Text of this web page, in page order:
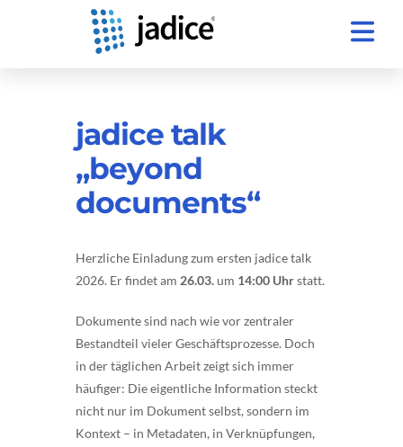
jadice talk
„beyond
documents“
Herzliche Einladung zum ersten jadice talk
2026. Er findet am 26.03. um 14:00 Uhrstatt.
Dokumente sind nach wie vor zentraler
Bestandteil vieler Geschäftsprozesse. Doch
in der täglichen Arbeit zeigt sich immer
häufiger: Die eigentliche Information steckt
nicht nur im Dokument selbst, sondern im
Kontext – in Metadaten, in Verknüpfungen,